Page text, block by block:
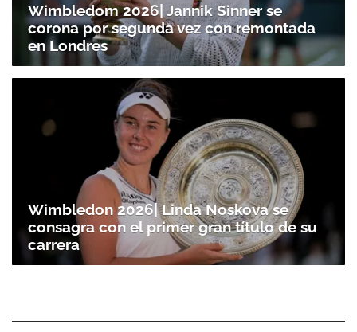
Wimbledom 2026| Jannik Sinner se
corona por segunda vez con remontada
en Londres
Wimbledon 2026| Linda Noskova se
consagra con el primer gran título de su
carrera